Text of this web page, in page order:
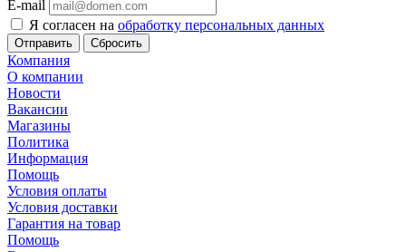
E-mail
Я согласен на обработку персональных данных
Сбросить
Компания
О компании
Новости
Вакансии
Магазины
Политика
Информация
Помощь
Условия оплаты
Условия доставки
Гарантия на товар
Помощь